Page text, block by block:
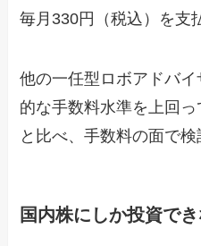
毎月330円（税込）を支
他の一任型ロボアドバ
的な手数料水準を上回
と比べ、手数料の面で検
国内株にしか投資で